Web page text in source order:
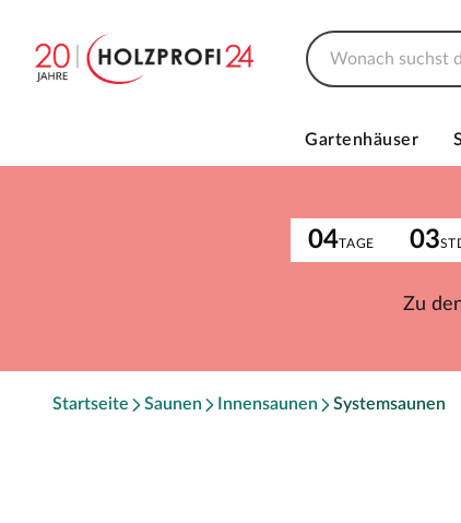
Gartenhäuser
04TAGE 03
Zu
Startseite Saunen Innensaunen Systemsaunen